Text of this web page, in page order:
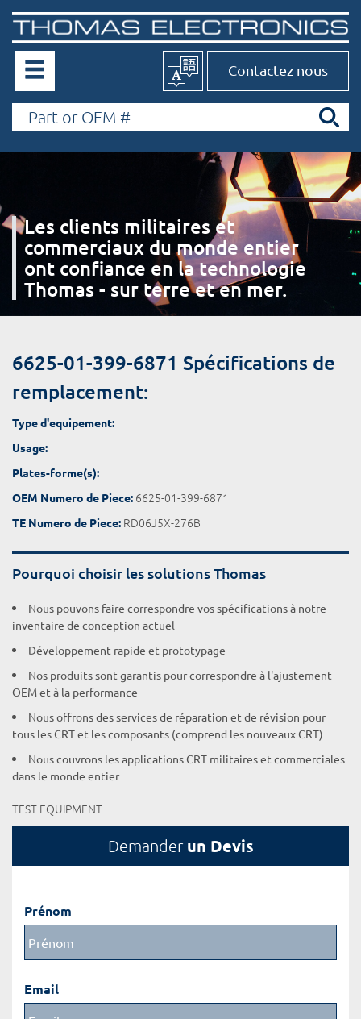
Contactez nous
Les clients militaires et
commerciaux du monde entier
ont confiance en la technologie
Thomas - sur terre et en mer.
6625-01-399-6871 Spécifications de
remplacement:
Type d'equipement:
Usage:
Plates-forme(s):
OEM Numero de Piece: 6625-01-399-6871
TE Numero de Piece: RD06J5X-276B
Pourquoi choisir les solutions Thomas
Nous pouvons faire correspondre vos spécifications à notre
inventaire de conception actuel
Développement rapide et prototypage
Nos produits sont garantis pour correspondre à l'ajustement
OEM et à la performance
Nous offrons des services de réparation et de révision pour
tous les CRT et les composants (comprend les nouveaux CRT)
Nous couvrons les applications CRT militaires et commerciales
dans le monde entier
TEST EQUIPMENT
Demander un Devis
Prénom
Email